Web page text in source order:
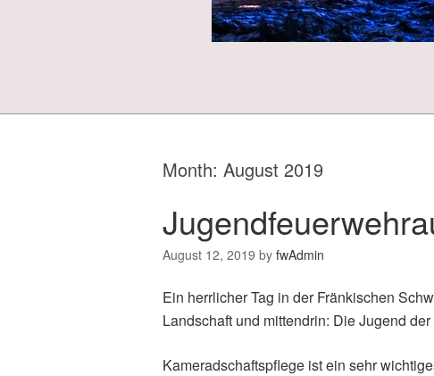
Month: August 2019
August 12, 2019 by fwAdmin
Ein herrlicher Tag in der Fränkischen
Landschaft und mittendrin: Die Jugend
Kameradschaftspflege ist ein sehr